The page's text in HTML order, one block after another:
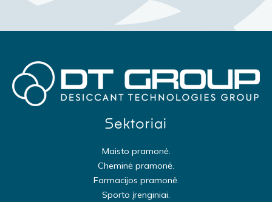
Sektoriai
Maisto pramonė.
Cheminė pramonė.
Farmacijos pramonė.
Sporto įrenginiai.